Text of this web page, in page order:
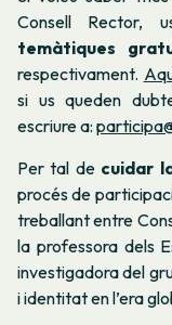
Consell Rector,
temàtiques
respectivament.
si us queden
escriure a:
Per tal de cuidar
procés de
treballant entre
la professora dels
investigadora del
i identitat en l’era